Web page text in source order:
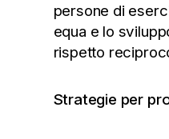
persone di
equa e lo
rispetto
Strategie per